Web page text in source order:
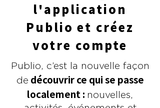
l'application
Publio et créez
votre compte
Publio, c’est la nouvelle façon
de découvrir ce qui se passe
localement : nouvelles,